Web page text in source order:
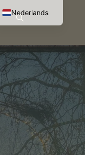
Nederlands
English (UK)
Deutsch